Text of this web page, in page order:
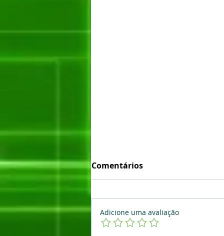
Comentários
Adicione uma avaliação